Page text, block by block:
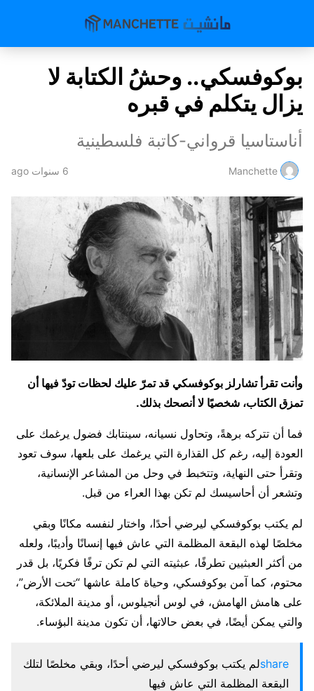
بوكوفسكي.. وحشُ الكتابة لا
يزال يتكلم في قبره
أناستاسيا قرواني-كاتبة فلسطينية
Manchette 6 سنوات ago
وأنت تقرأ تشارلز بوكوفسكي قد تمرّ عليك لحظات تودّ فيها أن
تمزق الكتاب، شخصيًا لا أنصحك بذلك.
فما أن تتركه برهةً، وتحاول نسيانه، سينتابك فضول يرغمك على
العودة إليه، رغم كل القذارة التي يرغمك على بلعها، سوف تعود
وتقرأ حتى النهاية، وتتخبط في وحل من المشاعر الإنسانية،
وتشعر أن أحاسيسك لم تكن بهذا العراء من قبل.
لم يكتب بوكوفسكي ليرضي أحدًا، واختار لنفسه مكانًا وبقي
مخلصًا لهذه البقعة المظلمة التي عاش فيها إنسانًا وأديبًا، ولعله
من أكثر العبثيين تطرفًا، عبثيته التي لم تكن ترفًا فكريًا، بل قدر
محتوم، كما آمن بوكوفسكي، وحياة كاملة عاشها “تحت الأرض”،
على هامش الهامش، في لوس أنجيلوس، أو مدينة الملائكة،
والتي يمكن أيضًا، في بعض حالاتها، أن تكون مدينة البؤساء.
shareلم يكتب بوكوفسكي ليرضي أحدًا، وبقي مخلصًا لتلك
البقعة المظلمة التي عاش فيها